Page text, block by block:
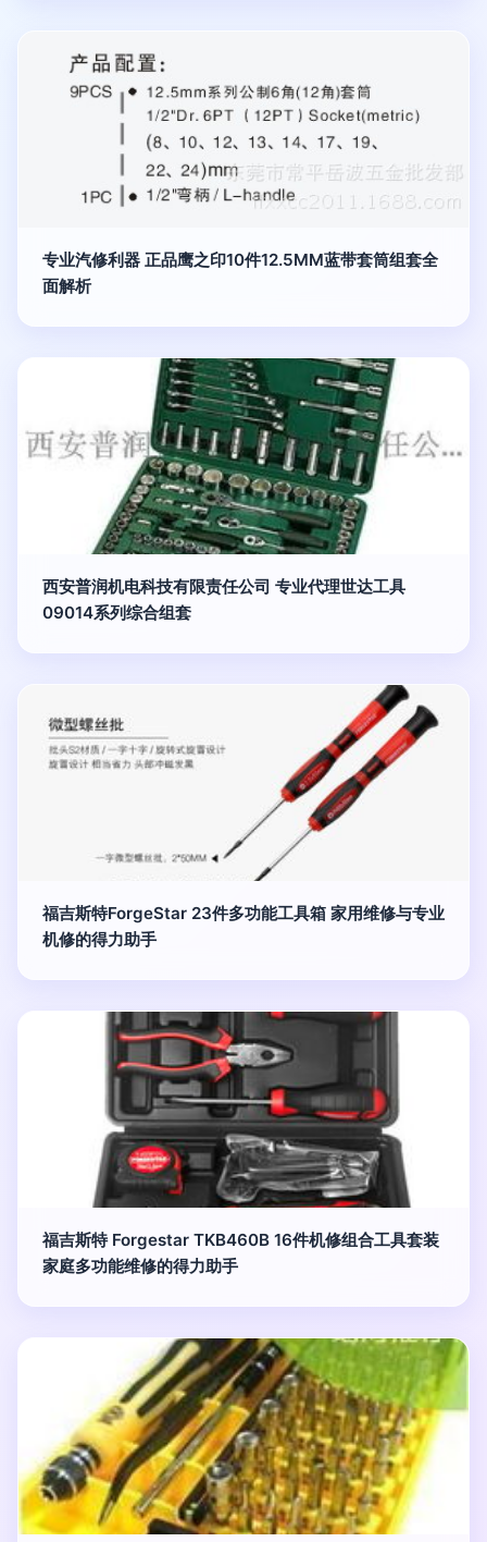
专业汽修利器 正品鹰之印10件12.5MM蓝带套筒组套全
面解析
西安普润机电科技有限责任公司 专业代理世达工具
09014系列综合组套
福吉斯特ForgeStar 23件多功能工具箱 家用维修与专业
机修的得力助手
福吉斯特 Forgestar TKB460B 16件机修组合工具套装
家庭多功能维修的得力助手